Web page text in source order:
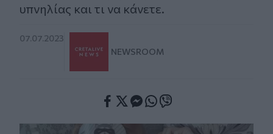
υπνηλίας και τι να κάνετε.
07.07.2023
NEWSROOM